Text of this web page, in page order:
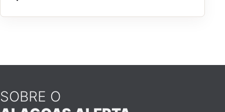
SOBRE O